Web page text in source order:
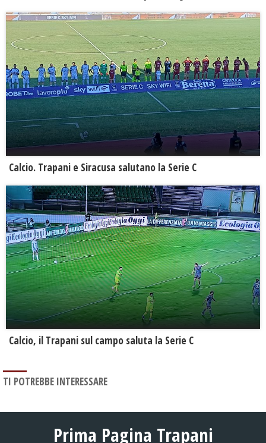
Calcio. Trapani e Siracusa salutano la Serie C
Calcio, il Trapani sul campo saluta la Serie C
TI POTREBBE INTERESSARE
Prima Pagina Trapani